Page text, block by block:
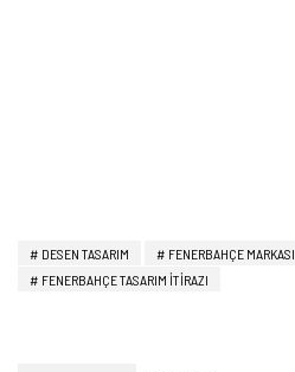
DESEN TASARIM FENERBAHÇE MARKASI
FENERBAHÇE TASARIM ITIRAZI